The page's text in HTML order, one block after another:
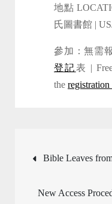
地點
氏圖書館 |
參加：無需
登記表 |
the
Post
Bible Leaves
New Access